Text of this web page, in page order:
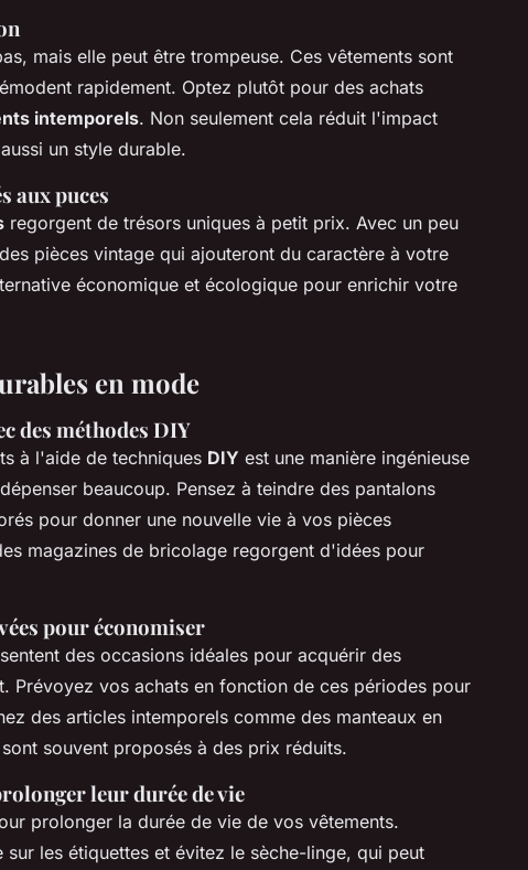
mais elle peut être trompeuse. Ces vêtements sont
rapidement. Optez plutôt pour des achats
intemporels. Non seulement cela réduit l'impact
un style durable.
aux puces
regorgent de trésors uniques à petit prix. Avec un peu
pièces vintage qui ajouteront du caractère à votre
économique et écologique pour enrichir votre
en mode
des méthodes DIY
à l'aide de techniques DIY est une manière ingénieuse
beaucoup. Pensez à teindre des pantalons
pour donner une nouvelle vie à vos pièces
magazines de bricolage regorgent d'idées pour
pour économiser
des occasions idéales pour acquérir des
Prévoyez vos achats en fonction de ces périodes pour
des articles intemporels comme des manteaux en
souvent proposés à des prix réduits.
leur durée de vie
prolonger la durée de vie de vos vêtements.
les étiquettes et évitez le sèche-linge, qui peut